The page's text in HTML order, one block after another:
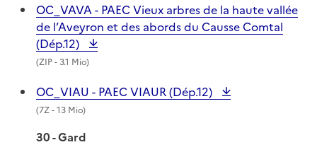
OC_VAVA - PAEC Vieux arbres de la haute vallée
de l’Aveyron et des abords du Causse Comtal
(Dép.12)
(ZIP- 3.1 Mio)
OC_VIAU - PAEC VIAUR (Dép.12)
(7Z- 13 Mio)
30 - Gard